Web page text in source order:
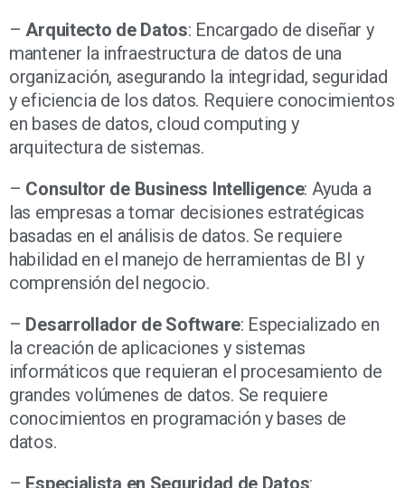
– Arquitecto de Datos: Encargado de diseñar y
mantener la infraestructura de datos de una
organización, asegurando la integridad, seguridad
y eficiencia de los datos. Requiere conocimientos
en bases de datos, cloud computing y
arquitectura de sistemas.
– Consultor de Business Intelligence: Ayuda a
las empresas a tomar decisiones estratégicas
basadas en el análisis de datos. Se requiere
habilidad en el manejo de herramientas de BI y
comprensión del negocio.
– Desarrollador de Software: Especializado en
la creación de aplicaciones y sistemas
informáticos que requieran el procesamiento de
grandes volúmenes de datos. Se requiere
conocimientos en programación y bases de
datos.
– Especialista en Seguridad de Datos: